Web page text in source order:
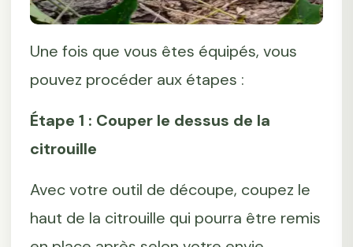
Une fois que vous êtes équipés, vous
pouvez procéder aux étapes :
Étape 1 : Couper le dessus de la
citrouille
Avec votre outil de découpe, coupez le
haut de la citrouille qui pourra être remis